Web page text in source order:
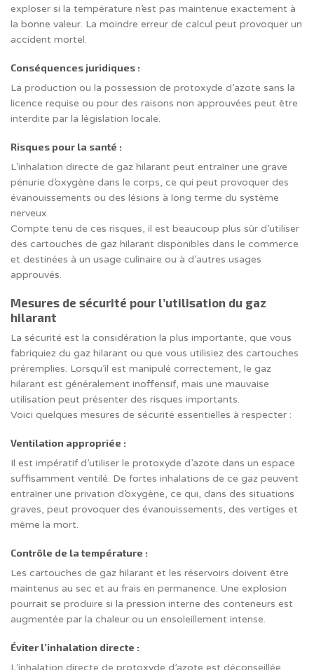
exploser si la température n’est pas maintenue exactement à
la bonne valeur. La moindre erreur de calcul peut provoquer un
accident mortel.
Conséquences juridiques :
La production ou la possession de protoxyde d’azote sans la
licence requise ou pour des raisons non approuvées peut être
interdite par la législation locale.
Risques pour la santé :
L’inhalation directe de gaz hilarant peut entraîner une grave
pénurie d’oxygène dans le corps, ce qui peut provoquer des
évanouissements ou des lésions à long terme du système
nerveux.
Compte tenu de ces risques, il est beaucoup plus sûr d’utiliser
des cartouches de gaz hilarant disponibles dans le commerce
et destinées à un usage culinaire ou à d’autres usages
approuvés.
Mesures de sécurité pour l’utilisation du gaz
hilarant
La sécurité est la considération la plus importante, que vous
fabriquiez du gaz hilarant ou que vous utilisiez des cartouches
préremplies. Lorsqu’il est manipulé correctement, le gaz
hilarant est généralement inoffensif, mais une mauvaise
utilisation peut présenter des risques importants.
Voici quelques mesures de sécurité essentielles à respecter :
Ventilation appropriée :
Il est impératif d’utiliser le protoxyde d’azote dans un espace
suffisamment ventilé. De fortes inhalations de ce gaz peuvent
entraîner une privation d’oxygène, ce qui, dans des situations
graves, peut provoquer des évanouissements, des vertiges et
même la mort.
Contrôle de la température :
Les cartouches de gaz hilarant et les réservoirs doivent être
maintenus au sec et au frais en permanence. Une explosion
pourrait se produire si la pression interne des conteneurs est
augmentée par la chaleur ou un ensoleillement intense.
Éviter l’inhalation directe :